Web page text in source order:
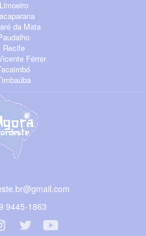
Limoeiro
da Mata
Recife
Férrer
9445-1863